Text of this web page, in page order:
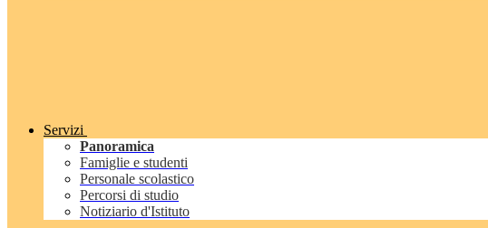
Servizi
Panoramica
Famiglie e studenti
Personale scolastico
Percorsi di studio
Notiziario d'Istituto